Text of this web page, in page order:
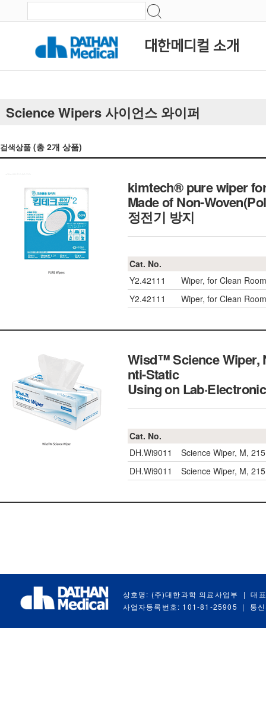
대한메디컬 소개
Science Wipers 사이언스 와이퍼
검색상품 (총 2개 상품)
kimtech® pure wiper
Made of Non-
정전기 방지
Cat. No.
Y2.42111
Wiper, for Clean
Y2.42111
Wiper, for Clean
Wisd™ Science Wiper,
nti-Static
Using on
Cat. No.
DH.Wi9011
Science Wiper, M,
DH.Wi9011
Science Wiper, M,
상호명: (주)대한과학 의료사업부 |
대
사업자등록번호: 101-81-25905
| 통